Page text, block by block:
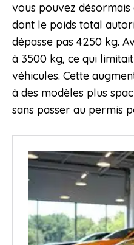
vous pouvez
dont le poids total
dépasse pas 4250 kg.
à 3500 kg, ce qui
véhicules. Cette
à des modèles plus
sans passer au permis